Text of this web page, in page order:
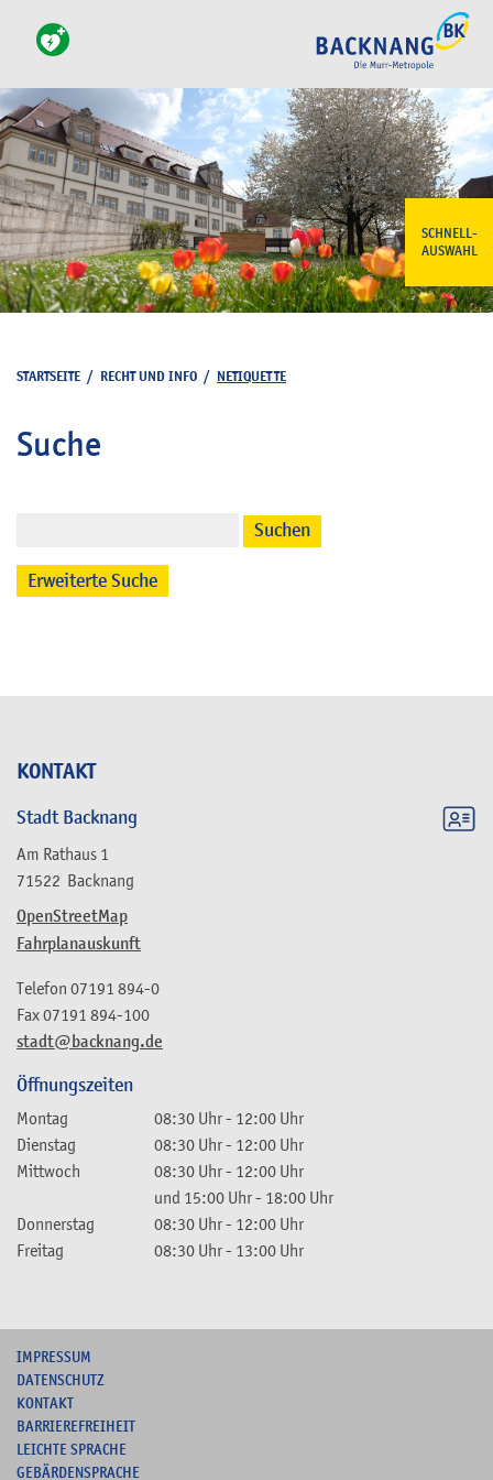
SCHNELL-
AUSWAHL
KONTAKT
Stadt Backnang
Am Rathaus 1
71522 Backnang
OpenStreetMap
Fahrplanauskunft
stadt@backnang.de
Telefon 07191 894-0
Fax07191 894-100
Öffnungszeiten
Montag 08:30 Uhr- 12:00 Uhr
Dienstag
08:30 Uhr- 12:00 Uhr
Mittwoch
08:30 Uhr- 12:00 Uhr
und 15:00 Uhr- 18:00 Uhr
Donnerstag
08:30 Uhr- 12:00 Uhr
Freitag
08:30 Uhr- 13:00 Uhr
STARTSEITE / RECHT UND INFO / NETIQUETTE
Suche
Suchen
Erweiterte Suche
IMPRESSUM
DATENSCHUTZ
KONTAKT
BARRIEREFREIHEIT
LEICHTE SPRACHE
GEBÄRDENSPRACHE